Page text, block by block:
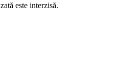
este interzisă.